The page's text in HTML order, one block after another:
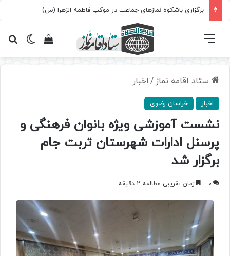
برگزاری باشکوه نمازهای جماعت در موکب فاطمه الزهرا (س)
تغییرمشاهده فهرست
ستاد اقامه نماز / اخبار
اخبار خراسان رضوی
نشست آموزشی ویژه بانوان فرهنگی و
پرسنل ادارات شهرستان تربت جام
برگزار شد
0 زمان تقریبی مطالعه 2 دقیقه